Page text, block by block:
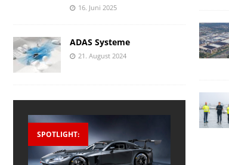
16. Juni 2025
ADAS Systeme
21. August 2024
SPOTLIGHT: